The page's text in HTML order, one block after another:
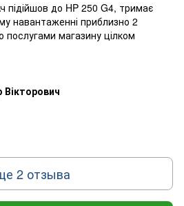
підійшов до HP 250 G4, тримає
навантаженні приблизно 2
послугами магазину цілком
2 отзыва